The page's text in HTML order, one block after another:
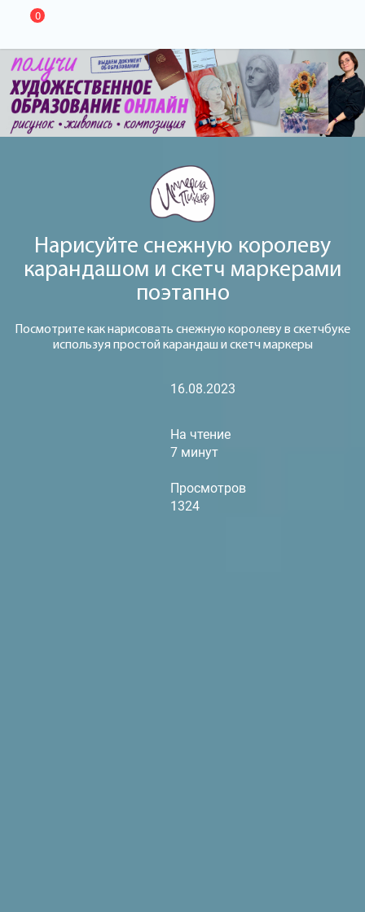
0
Нарисуйте снежную королеву
карандашом и скетч маркерами
поэтапно
Посмотрите как нарисовать снежную королеву в скетчбуке
используя простой карандаш и скетч маркеры
16.08.2023
На чтение
7 минут
Просмотров
1324